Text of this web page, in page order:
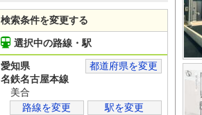
検索条件を変更する
選択中の路線・駅
愛知県
都道府県を変更
名鉄名古屋本線
美合
路線を変更
駅を変更